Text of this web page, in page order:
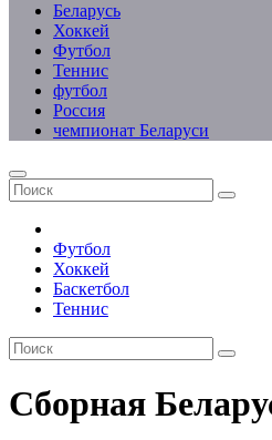
Беларусь
Хоккей
Футбол
Теннис
футбол
Россия
чемпионат Беларуси
Футбол
Хоккей
Баскетбол
Теннис
Сборная